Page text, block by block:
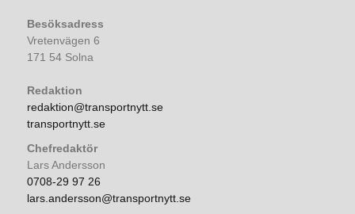
Besöksadress
Vretenvägen 6
171 54 Solna
Redaktion
redaktion@transportnytt.se
transportnytt.se
Chefredaktör
Lars Andersson
0708-29 97 26
lars.andersson@transportnytt.se